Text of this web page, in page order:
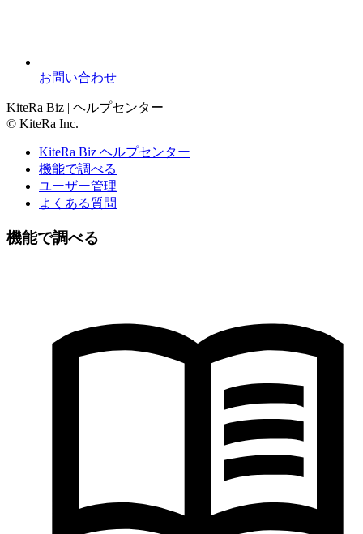
お問い合わせ
KiteRa Biz | ヘルプセンター
© KiteRa Inc.
KiteRa Biz ヘルプセンター
機能で調べる
ユーザー管理
よくある質問
機能で調べる